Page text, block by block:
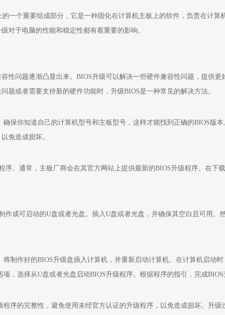
的一个重要组成部分，它是一种固化在计算机主板上的软件，负责在计
对于电脑的性能和稳定性都有着重要的影响。
性问题逐渐凸显出来。BIOS升级可以解决一些硬件兼容性问题，提供
题或者需要支持新的硬件功能时，升级BIOS是一种常见的解决方法。
保你知道自己的计算机型号和主板型号，这样才能找到正确的BIOS版
免造成损坏。
序。通常，主板厂商会在其官方网站上提供最新的BIOS升级程序。在
作成可启动的U盘或者光盘。插入U盘或者光盘，并确保其空白且可用
制作好的BIOS升级盘插入计算机，并重新启动计算机。在计算机启动
，选择从U盘或者光盘启动BIOS升级程序。根据程序的指引，完成BIOS
序的完整性，避免使用未经官方认证的升级程序，以免造成损坏。升